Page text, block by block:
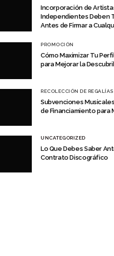
Incorporación de
Independientes Deben
Antes de Firmar a
PROMOCIÓN
Cómo Maximizar Tu
para Mejorar la
RECOLECCIÓN DE REGALÍAS
Subvenciones
de Financiamiento para
UNCATEGORIZED
Lo Que Debes Saber
Contrato Discográfico